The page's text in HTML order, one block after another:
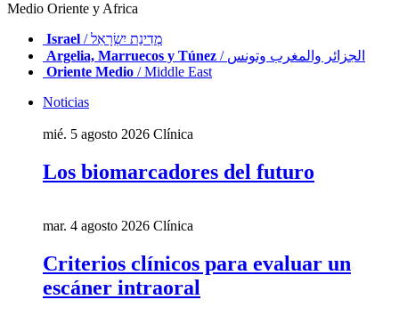
Medio Oriente y Africa
Israel
/ מְדִינַת יִשְׂרָאֵל
Argelia, Marruecos y Túnez
/ الجزائر والمغرب وتونس
Oriente Medio / Middle East
Noticias
mié. 5 agosto 2026 Clínica
Los biomarcadores del futuro
mar. 4 agosto 2026 Clínica
Criterios clínicos para evaluar un
escáner intraoral